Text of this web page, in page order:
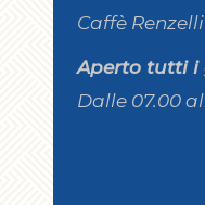
Caffè
Aperto tutti i
Dalle 07.00